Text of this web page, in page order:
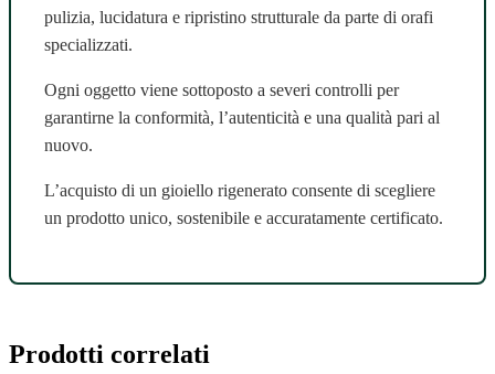
pulizia, lucidatura e ripristino strutturale da parte di orafi
specializzati.
Ogni oggetto viene sottoposto a severi controlli per
garantirne la conformità, l’autenticità e una qualità pari al
nuovo.
L’acquisto di un gioiello rigenerato consente di scegliere
un prodotto unico, sostenibile e accuratamente certificato.
Prodotti correlati